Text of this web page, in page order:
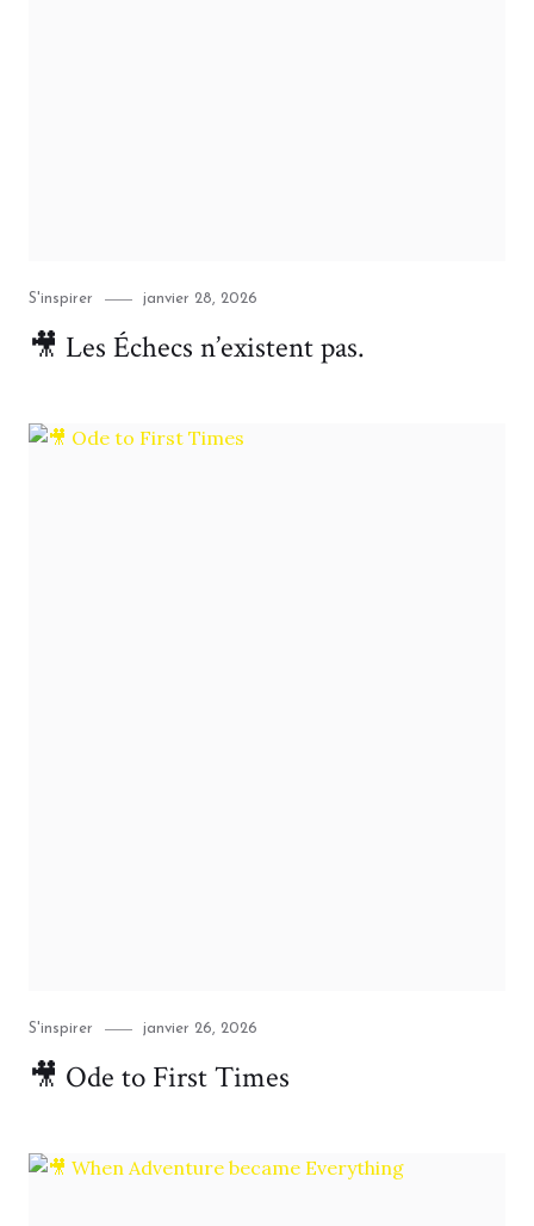
Category
S'inspirer
Posted
janvier 28, 2026
🎥 Les Échecs n’existent pas.
Category
S'inspirer
Posted
janvier 26, 2026
🎥 Ode to First Times